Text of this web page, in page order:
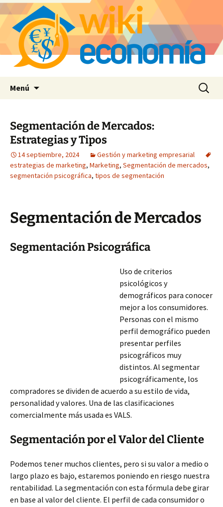
Menú Buscar:
Segmentación de Mercados:
Estrategias y Tipos
14 septiembre, 2024
Gestión y marketing empresarial
estrategias de marketing, Marketing, Segmentación de mercados,
segmentación psicográfica, tipos de segmentación
Segmentación de Mercados
Segmentación Psicográfica
Uso de criterios
psicológicos y
demográficos para conocer
mejor a los consumidores.
Personas con el mismo
perfil demográfico pueden
presentar perfiles
psicográficos muy
distintos. Al segmentar
psicográficamente, los
compradores se dividen de acuerdo a su estilo de vida,
personalidad y valores. Una de las clasificaciones
comercialmente más usada es VALS.
Segmentación por el Valor del Cliente
Podemos tener muchos clientes, pero si su valor a medio o
largo plazo es bajo, estaremos poniendo en riesgo nuestra
rentabilidad. La segmentación con esta fórmula debe girar
en base al valor del cliente. El perfil de cada consumidor o